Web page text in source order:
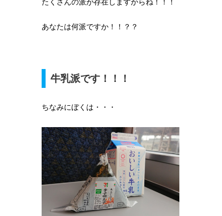
あなたは何派ですか！！？？
牛乳派です！！！
ちなみにぼくは・・・